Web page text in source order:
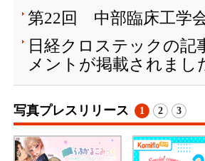
第22回 中部臨床工学
日経クロステックの記
メントが掲載されまし
写真プレスリリース 1 2 3